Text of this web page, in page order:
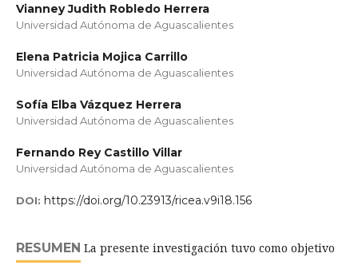
Vianney Judith Robledo Herrera
Universidad Autónoma de Aguascalientes
Elena Patricia Mojica Carrillo
Universidad Autónoma de Aguascalientes
Sofía Elba Vázquez Herrera
Universidad Autónoma de Aguascalientes
Fernando Rey Castillo Villar
Universidad Autónoma de Aguascalientes
DOI: https://doi.org/10.23913/ricea.v9i18.156
RESUMEN La presente investigación tuvo como objetivo